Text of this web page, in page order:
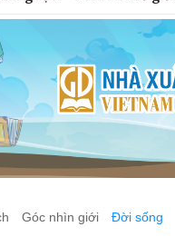
Góc nhìn giới Đời sống